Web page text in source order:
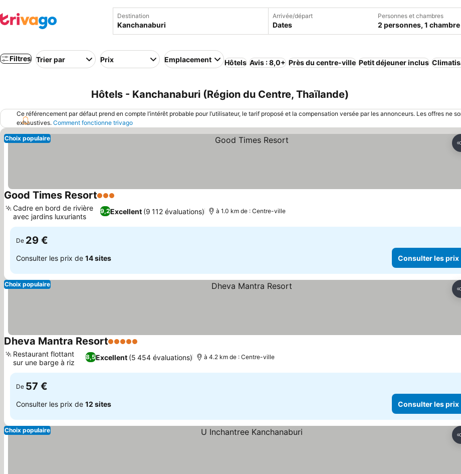
Destination Arrivée/départ
Dates
Personnes et chambres
2 personnes, 1 chambre
Filtres Trier par Prix Emplacement Hôtels Avis : 8,0+ Près du centre-ville Petit déjeuner inclus
Hôtels - Kanchanaburi (Région du Centre, Thaïlande)
Ce référencement par défaut prend en compte l’intérêt probable pour l’utilisateur, le tarif proposé et la compensation versée par les annonceurs. Les offres ne
exhaustives. Comment fonctionne trivago
Choix populaire
Good Times Resort3 Étoiles
9,2Excellent (9 112 évaluations)
Cadre en bord de rivière
avec jardins luxuriants
à 1.0 km de : Centre-ville
De 29 €
Consulter les prix de 14 sites Consulter les prix
Choix populaire
Dheva Mantra Resort5 Étoiles
8,5Excellent (5 454 évaluations)
Restaurant flottant
sur une barge à riz
à 4.2 km de : Centre-ville
De 57 €
Consulter les prix de 12 sites Consulter les prix
Choix populaire